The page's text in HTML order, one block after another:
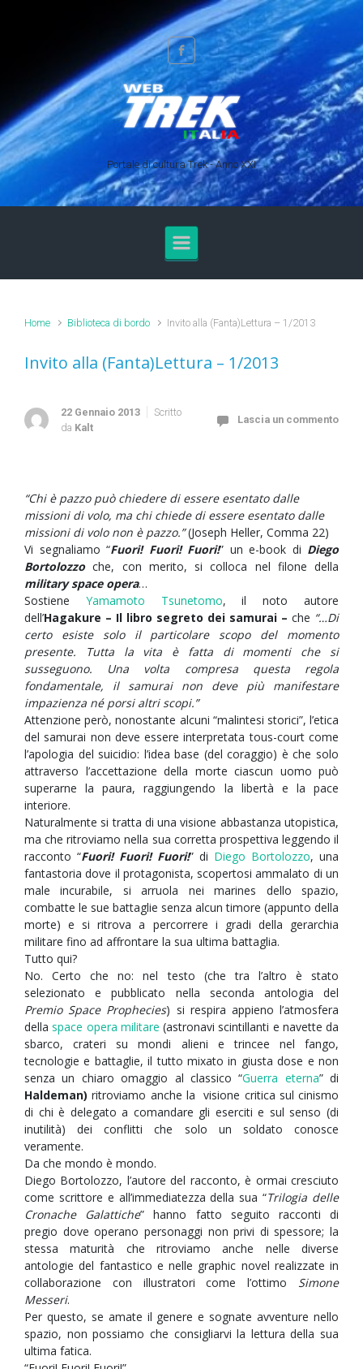
Portale di cultura Trek - Anno XXI
Home Biblioteca di bordo Invito alla (Fanta)Lettura – 1/2013
Invito alla (Fanta)Lettura – 1/2013
22 Gennaio 2013
Scritto
da Kalt
Lascia un commento
“Chi è pazzo può chiedere di essere esentato dalle
missioni di volo, ma chi chiede di essere esentato dalle
missioni di volo non è pazzo.”(Joseph Heller, Comma 22)
Vi segnaliamo “Fuori! Fuori! Fuori!” un e-book di Diego
Bortolozzoche, con merito, si colloca nel filone della
military space opera…
Sostiene Yamamoto Tsunetomo, il noto autore
dell’Hagakure – Il libro segreto dei samurai – che “…Di
certo esiste solo il particolare scopo del momento
presente. Tutta la vita è fatta di momenti che si
susseguono. Una volta compresa questa regola
fondamentale, il samurai non deve più manifestare
impazienza né porsi altri scopi.”
Attenzione però, nonostante alcuni “malintesi storici”, l’etica
del samurai non deve essere interpretata tous-court come
l’apologia del suicidio: l’idea base (del coraggio) è che solo
attraverso l’accettazione della morte ciascun uomo può
superarne la paura, raggiungendo la libertà e la pace
interiore.
Naturalmente si tratta di una visione abbastanza utopistica,
ma che ritroviamo nella sua corretta prospettiva leggendo il
racconto “Fuori! Fuori! Fuori!” di Diego Bortolozzo, una
fantastoria dove il protagonista, scopertosi ammalato di un
male incurabile, si arruola nei marines dello spazio,
combatte le sue battaglie senza alcun timore (appunto della
morte) e si ritrova a percorrere i gradi della gerarchia
militare fino ad affrontare la sua ultima battaglia.
Tutto qui?
No. Certo che no: nel testo (che tra l’altro è stato
selezionato e pubblicato nella seconda antologia del
Premio Space Prophecies) si respira appieno l’atmosfera
dellaspace opera militare (astronavi scintillanti e navette da
sbarco, crateri su mondi alieni e trincee nel fango,
tecnologie e battaglie, il tutto mixato in giusta dose e non
senza un chiaro omaggio al classico “Guerra eterna” di
Haldeman) ritroviamo anche la visione critica sul cinismo
di chi è delegato a comandare gli eserciti e sul senso (di
inutilità) dei conflitti che solo un soldato conosce
veramente.
Da che mondo è mondo.
Diego Bortolozzo, l’autore del racconto, è ormai cresciuto
come scrittore e all’immediatezza della sua “Trilogia delle
Cronache Galattiche” hanno fatto seguito racconti di
pregio dove operano personaggi non privi di spessore; la
stessa maturità che ritroviamo anche nelle diverse
antologie del fantastico e nelle graphic novel realizzate in
collaborazione con illustratori come l’ottimo Simone
Messeri.
Per questo, se amate il genere e sognate avventure nello
spazio, non possiamo che consigliarvi la lettura della sua
ultima fatica.